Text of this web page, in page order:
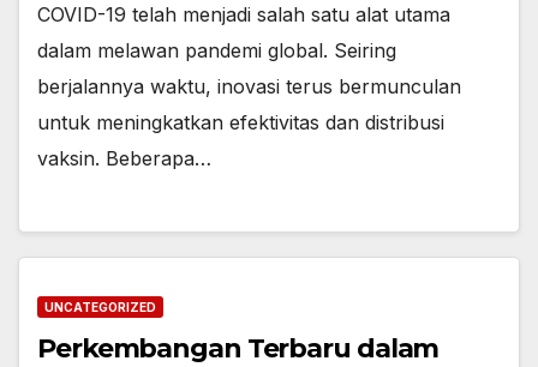
COVID-19 telah menjadi salah satu alat utama
dalam melawan pandemi global. Seiring
berjalannya waktu, inovasi terus bermunculan
untuk meningkatkan efektivitas dan distribusi
vaksin. Beberapa…
UNCATEGORIZED
Perkembangan Terbaru dalam